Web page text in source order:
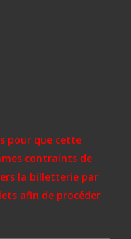
pour que cette
contraints de
la billetterie par
afin de procéder